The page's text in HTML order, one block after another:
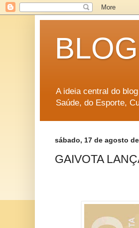
A ideia central do
Saúde, do Esporte,
sábado, 17 de agosto
GAIVOTA